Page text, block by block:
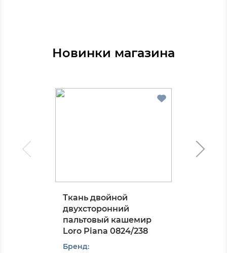
Новинки магазина
Ткань двойной
двухсторонний
пальтовый кашемир
Loro Piana 0824/238
Бренд: